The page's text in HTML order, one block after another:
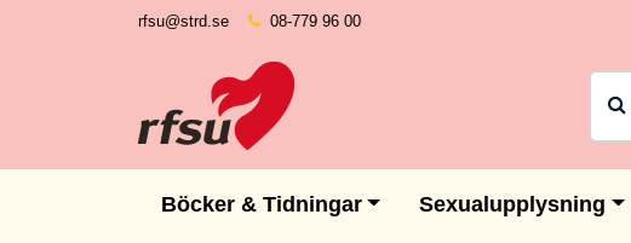
rfsu@strd.se 08-779 96 00
Böcker & Tidningar Sexualupplysning